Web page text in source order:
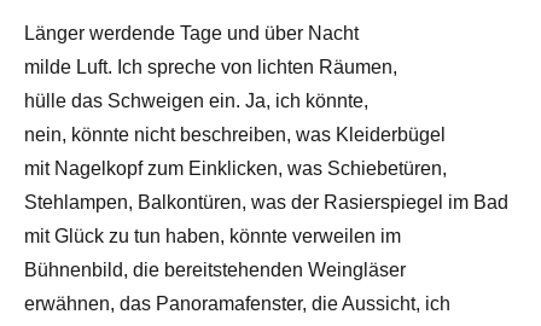
Länger werdende Tage und über Nacht
milde Luft. Ich spreche von lichten Räumen,
hülle das Schweigen ein. Ja, ich könnte,
nein, könnte nicht beschreiben, was Kleiderbügel
mit Nagelkopf zum Einklicken, was Schiebetüren,
Stehlampen, Balkontüren, was der Rasierspiegel im Bad
mit Glück zu tun haben, könnte verweilen im
Bühnenbild, die bereitstehenden Weingläser
erwähnen, das Panoramafenster, die Aussicht, ich